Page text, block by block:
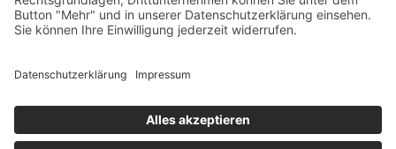
Fernabsatz
Widerrufsrecht MS
Widerrufsrecht bei Reparatur
Kontakt